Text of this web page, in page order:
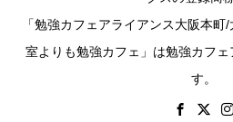
「勉強カフェアライアンス大阪本
室よりも勉強カフェ」は勉強カフ
す。